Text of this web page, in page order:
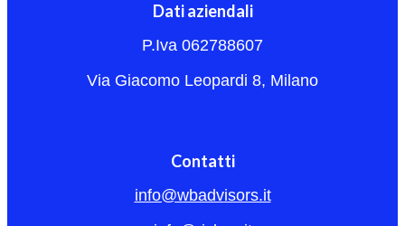
Dati aziendali
P.Iva 062788607
Via Giacomo Leopardi 8, Milano
Contatti
info@wbadvisors.it